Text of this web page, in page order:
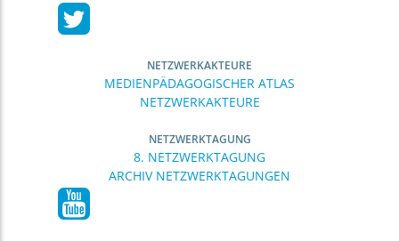
NETZWERKAKTEURE
MEDIENPÄDAGOGISCHER ATLAS
NETZWERKAKTEURE
NETZWERKTAGUNG
8. NETZWERKTAGUNG
ARCHIV NETZWERKTAGUNGEN